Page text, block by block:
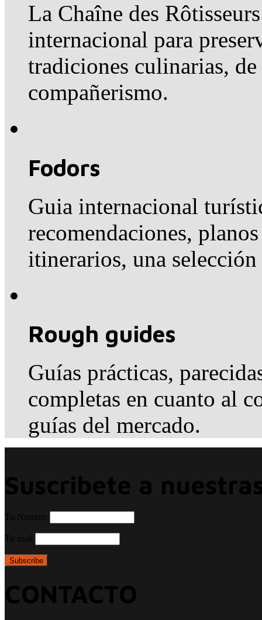
La Chaîne des
internacional para
tradiciones culinarias,
compañerismo.
Fodors
Guia internacional
recomendaciones,
itinerarios, una
Rough guides
Guías prácticas,
completas en cuanto al
guías del mercado.
Suscribete a
Tu Nombre
Tu mail
CONTACTO